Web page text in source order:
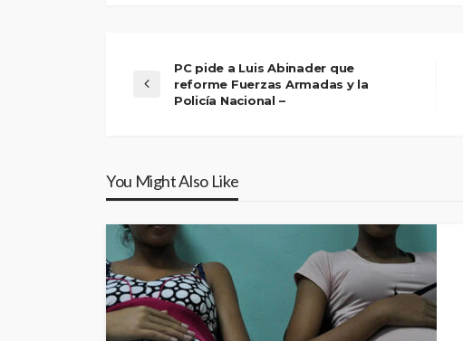
PC pide a Luis Abinader que
reforme Fuerzas Armadas y la
Policía Nacional –
You Might Also Like